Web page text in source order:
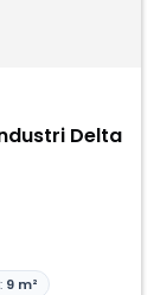
Delta
9 m²